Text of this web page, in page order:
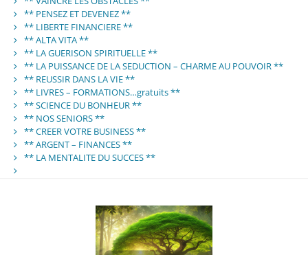
** PENSEZ ET DEVENEZ **
** LIBERTE FINANCIERE **
** ALTA VITA **
** LA GUERISON SPIRITUELLE **
** LA PUISSANCE DE LA SEDUCTION – CHARME AU POUVOIR **
** REUSSIR DANS LA VIE **
** LIVRES – FORMATIONS…gratuits **
** SCIENCE DU BONHEUR **
** NOS SENIORS **
** CREER VOTRE BUSINESS **
** ARGENT – FINANCES **
** LA MENTALITE DU SUCCES **